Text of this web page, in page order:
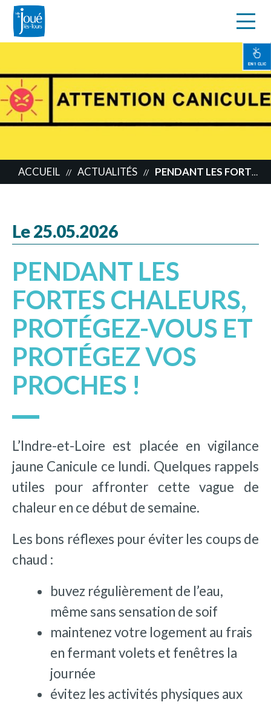
principal
EN 1 CLIC
ACCUEIL // ACTUALITÉS // PENDANT LES FORTES CHALEURS, PROTÉGEZ-VOUS ET PROTÉGEZ VOS PROCHES !
Le 25.05.2026
PENDANT LES
FORTES CHALEURS,
PROTÉGEZ-VOUS ET
PROTÉGEZ VOS
PROCHES !
L’Indre-et-Loire est placée en vigilance
jaune Canicule ce lundi. Quelques rappels
utiles pour affronter cette vague de
chaleur en ce début de semaine.
Les bons réflexes pour éviter les coups de
chaud :
buvez régulièrement de l’eau,
même sans sensation de soif
maintenez votre logement au frais
en fermant volets et fenêtres la
journée
évitez les activités physiques aux